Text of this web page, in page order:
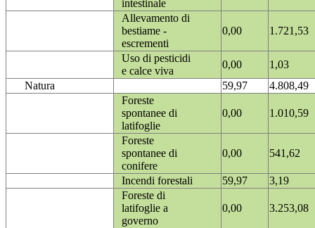
intestinale
Allevamento di
bestiame -
escrementi
0,00 1.721,53
Uso di pesticidi
e calce viva
0,00
1,03
Natura
59,97
4.808,49
Foreste
spontanee di
latifoglie
0,00 1.010,59
Foreste
spontanee di
conifere
0,00 541,62
Incendi forestali 59,97
3,19
Foreste di
latifoglie a
governo
0,00 3.253,08